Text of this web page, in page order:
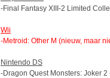
-Final Fantasy XIII-2 Limited
Wii
-Metroid: Other M (nieuw, maar
Nintendo DS
-Dragon Quest Monsters: Joker